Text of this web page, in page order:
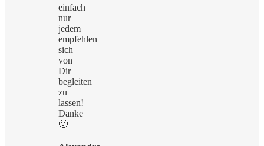
einfach
nur
jedem
empfehlen
sich
von
Dir
begleiten
zu
lassen!
Danke
🙂